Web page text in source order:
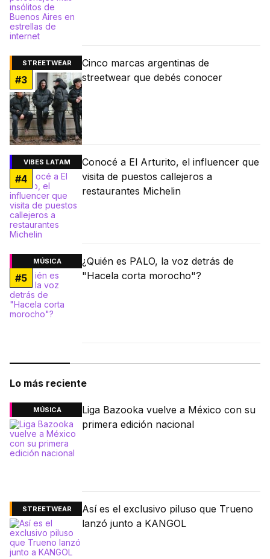
STREETWEAR
#3
Cinco marcas argentinas de
streetwear que debés conocer
VIBES LATAM
#4
Conocé a El Arturito, el influencer que
visita de puestos callejeros a
restaurantes Michelin
MÚSICA
#5
¿Quién es PALO, la voz detrás de
"Hacela corta morocho"?
Lo más reciente
MÚSICA
Liga Bazooka vuelve a México con su
primera edición nacional
STREETWEAR
Así es el exclusivo piluso que Trueno
lanzó junto a KANGOL